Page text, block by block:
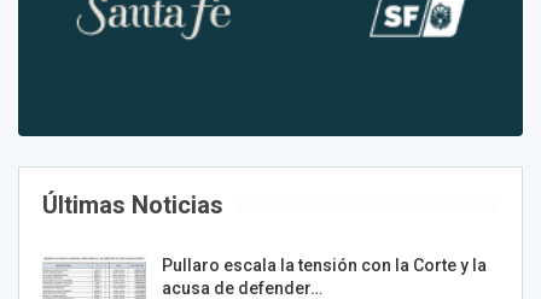
Últimas Noticias
Pullaro escala la tensión con la Corte y la
acusa de defender…